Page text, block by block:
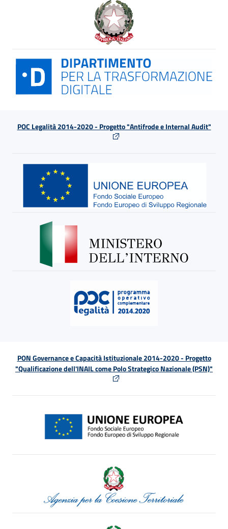
POC Legalità 2014-2020 - Progetto "Antifrode e Internal Audit"
PON Governance e Capacità Istituzionale 2014-2020 - Progetto
"Qualificazione dell'INAIL come Polo Strategico Nazionale (PSN)"